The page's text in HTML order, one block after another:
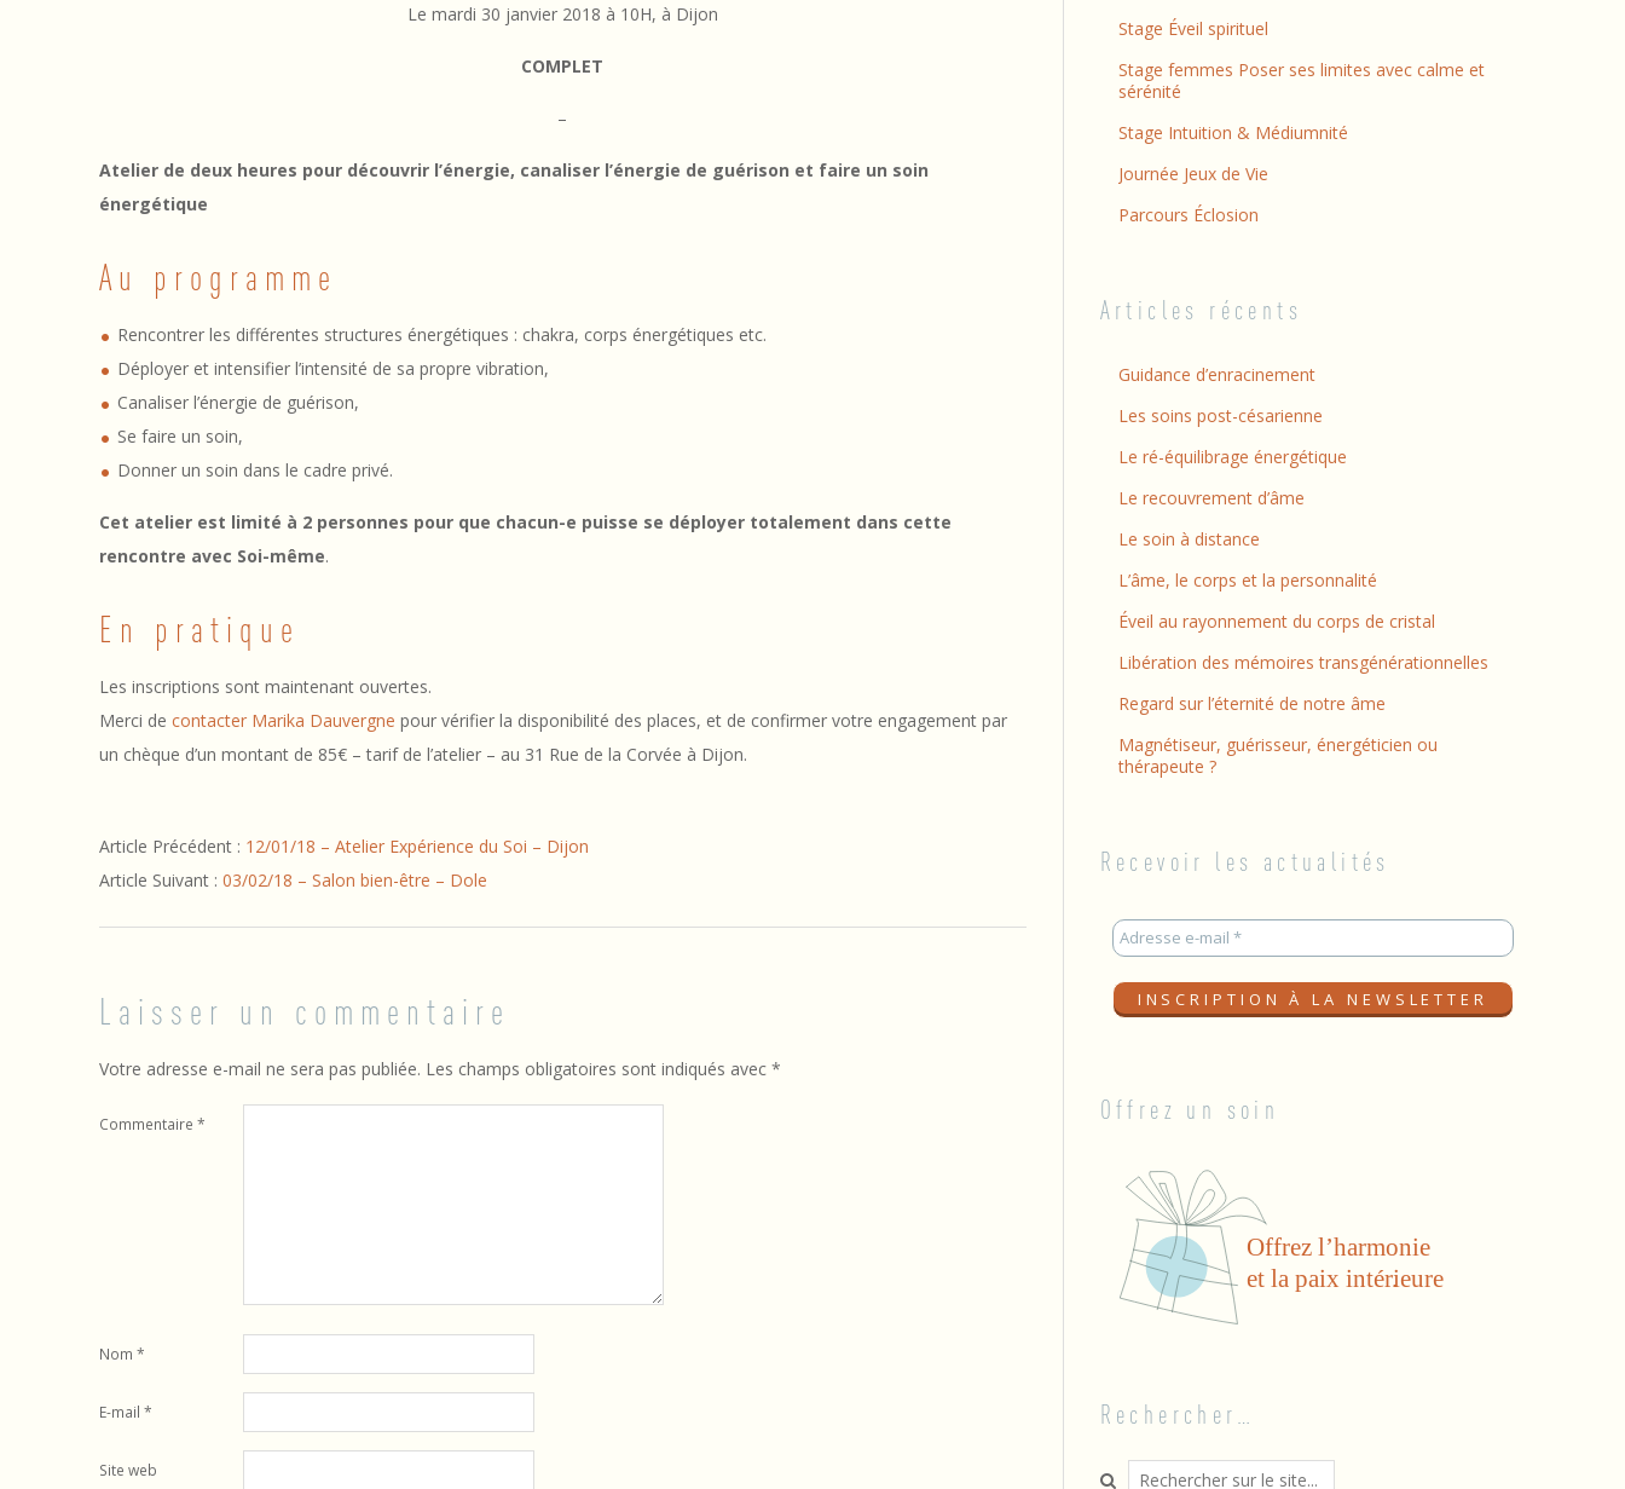
/
1
8
I
n
i
t
i
a
i
o
S
n
é
n
e
–
D
Le mardi 30 janvier 2018 à 10H, à Dijon
COMPLET
–
Atelier de deux heures pour découvrir l’énergie, canaliser l’énergie de guérison et faire un soin
énergétique
Au programme
Rencontrer les différentes structures énergétiques : chakra, corps énergétiques etc.
Déployer et intensifier l’intensité de sa propre vibration,
Canaliser l’énergie de guérison,
Se faire un soin,
Donner un soin dans le cadre privé.
Cet atelier est limité à 2 personnes pour que chacun-e puisse se déployer totalement dans cette
rencontre avec Soi-même.
En pratique
Les inscriptions sont maintenant ouvertes.
Merci de contacter Marika Dauvergne pour vérifier la disponibilité des places, et de confirmer votre engagement par
un chèque d’un montant de 85€ – tarif de l’atelier – au 31 Rue de la Corvée à Dijon.
01-
30
Article Précédent : 12/01/18 – Atelier Expérience du Soi – Dijon
Article Suivant : 03/02/18 – Salon bien-être – Dole
Laisser un commentaire
Votre adresse e-mail ne sera pas publiée. Les champs obligatoires sont indiqués avec *
Commentaire *
Nom *
E-mail *
Site web
Stage Éveil spirituel
Stage femmes Poser ses limites avec calme et
sérénité
Stage Intuition & Médiumnité
Journée Jeux de Vie
Parcours Éclosion
Articles récents
Guidance d’enracinement
Les soins post-césarienne
Le ré-équilibrage énergétique
Le recouvrement d’âme
Le soin à distance
L’âme, le corps et la personnalité
Éveil au rayonnement du corps de cristal
Libération des mémoires transgénérationnelles
Regard sur l’éternité de notre âme
Magnétiseur, guérisseur, énergéticien ou
thérapeute ?
Recevoir les actualités
Offrez un soin
Rechercher…
Search